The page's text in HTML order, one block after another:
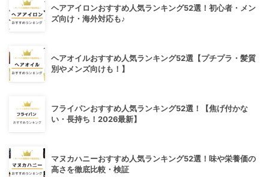
ヘアアイロンおすすめ人気ランキング52選！初心者・メン
ズ向け・海外対応も♪
ヘアオイルおすすめ人気ランキング52選【プチプラ・髪質
別やメンズ向けも！】
フライパンおすすめ人気ランキング52選！【焦げ付かな
い・長持ち！2026最新】
マヌカハニーおすすめ人気ランキング52選！味や栄養価の
高さを徹底比較・検証